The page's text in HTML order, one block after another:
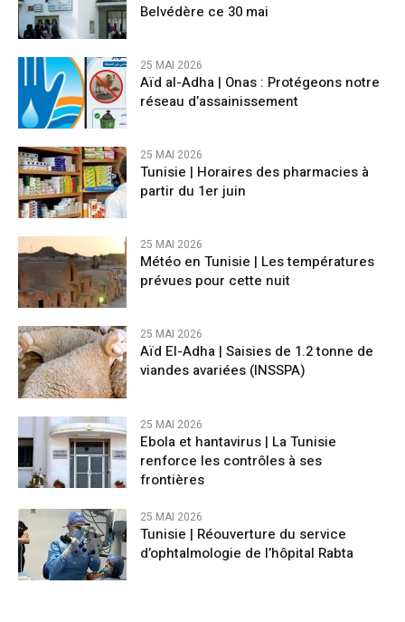
Belvédère ce 30 mai
25 MAI 2026
Aïd al-Adha | Onas : Protégeons notre
réseau d’assainissement
25 MAI 2026
Tunisie | Horaires des pharmacies à
partir du 1er juin
25 MAI 2026
Météo en Tunisie | Les températures
prévues pour cette nuit
25 MAI 2026
Aïd El-Adha | Saisies de 1.2 tonne de
viandes avariées (INSSPA)
25 MAI 2026
Ebola et hantavirus | La Tunisie
renforce les contrôles à ses
frontières
25 MAI 2026
Tunisie | Réouverture du service
d’ophtalmologie de l’hôpital Rabta